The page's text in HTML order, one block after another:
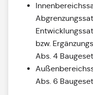
bzw.
Abs. 4
Abs. 6